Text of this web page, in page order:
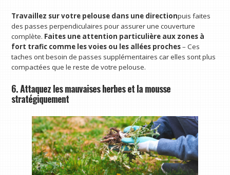
Travaillez sur votre pelouse dans une directionpuis faites
des passes perpendiculaires pour assurer une couverture
complète. Faites une attention particulière aux zones à
fort trafic comme les voies ou les allées proches– Ces
taches ont besoin de passes supplémentaires car elles sont plus
compactées que le reste de votre pelouse.
6. Attaquez les mauvaises herbes et la mousse
stratégiquement